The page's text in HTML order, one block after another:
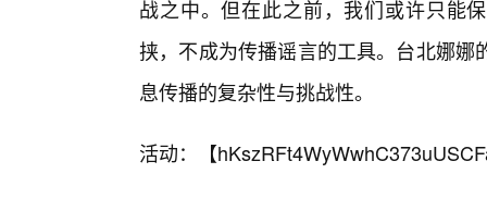
战之中。但在此之前，我们或许只能
挟，不成为传播谣言的工具。台北娜
息传播的复杂性与挑战性。
活动：【